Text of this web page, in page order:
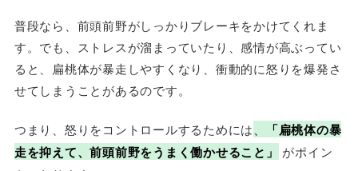
普段なら、前頭前野がしっかりブレーキをかけてくれま
す。でも、ストレスが溜まっていたり、感情が高ぶってい
ると、扁桃体が暴走しやすくなり、衝動的に怒りを爆発さ
せてしまうことがあるのです。
つまり、怒りをコントロールするためには
「扁桃体の暴
走を抑えて、前頭前野をうまく働かせること」
がポイン